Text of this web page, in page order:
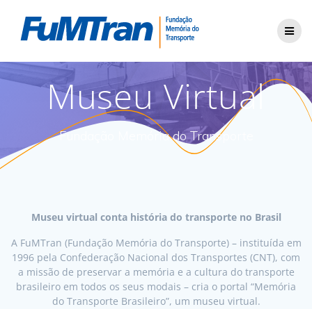
to
content
Museu Virtual
Fundação Memória do Transporte
Museu virtual conta história do transporte no Brasil
A FuMTran (Fundação Memória do Transporte) – instituída em
1996 pela Confederação Nacional dos Transportes (CNT), com
a missão de preservar a memória e a cultura do transporte
brasileiro em todos os seus modais – cria o portal “Memória
do Transporte Brasileiro”, um museu virtual.